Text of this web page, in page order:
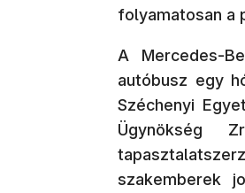
folyamatosan a
A Mercedes-
autóbusz egy
Széchenyi
Ügynökség
szakemberek